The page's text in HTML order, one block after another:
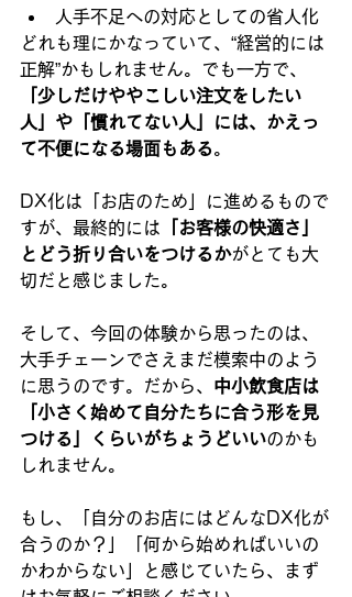
人手不足への対応としての省人化
どれも理にかなっていて、“経営的には
正解”かもしれません。でも一方で、
「少しだけややこしい注文をしたい
人」や「慣れてない人」には、かえっ
て不便になる場面もある。
DX化は「お店のため」に進めるもので
すが、最終的には 「お客様の快適さ」
とどう折り合いをつけるかがとても大
切だと感じました。
そして、今回の体験から思ったのは、
大手チェーンでさえまだ模索中のよう
に思うのです。だから、 中小飲食店は
「小さく始めて自分たちに合う形を見
つける」くらいがちょうどいいのかも
しれません。
もし、「自分のお店にはどんなDX化が
合うのか？」「何から始めればいいの
かわからない」と感じていたら、まず